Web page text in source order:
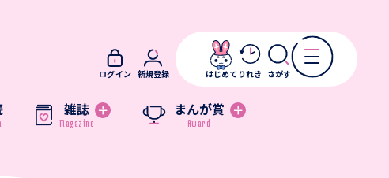
雑誌 まんが賞
ログイン 新規登録 はじめて りれき さがす